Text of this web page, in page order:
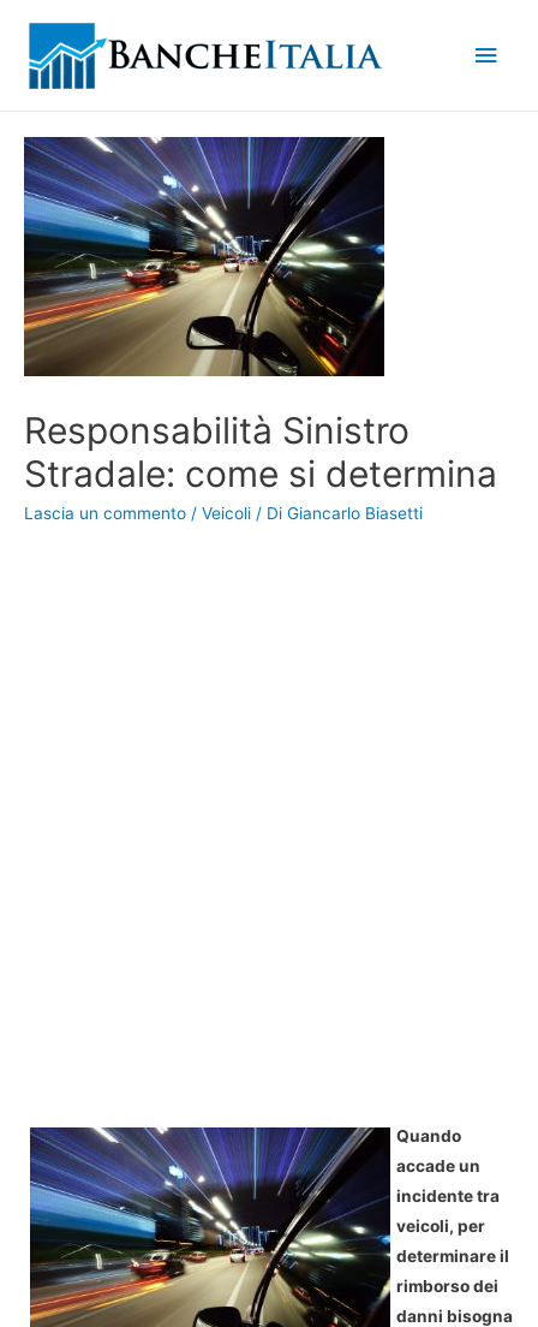
Responsabilità Sinistro
Stradale: come si determina
Lascia un commento / Veicoli / Di Giancarlo Biasetti
Quando
accade un
incidente tra
veicoli, per
determinare il
rimborso dei
danni bisogna